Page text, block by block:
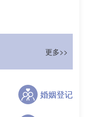
更多>>
婚姻登记